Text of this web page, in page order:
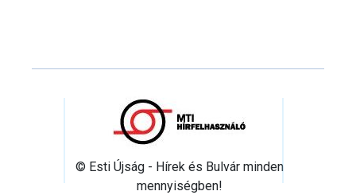
© Esti Újság - Hírek és Bulvár minden
mennyiségben!